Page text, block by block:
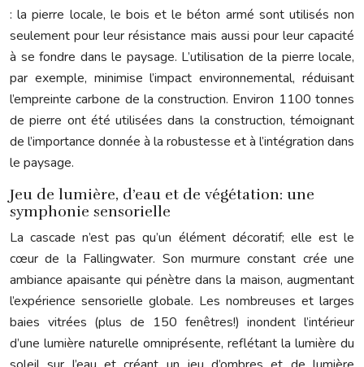
: la pierre locale, le bois et le béton armé sont utilisés non
seulement pour leur résistance mais aussi pour leur capacité
à se fondre dans le paysage. L’utilisation de la pierre locale,
par exemple, minimise l’impact environnemental, réduisant
l’empreinte carbone de la construction. Environ 1100 tonnes
de pierre ont été utilisées dans la construction, témoignant
de l’importance donnée à la robustesse et à l’intégration dans
le paysage.
Jeu de lumière, d’eau et de végétation: une
symphonie sensorielle
La cascade n’est pas qu’un élément décoratif; elle est le
cœur de la Fallingwater. Son murmure constant crée une
ambiance apaisante qui pénètre dans la maison, augmentant
l’expérience sensorielle globale. Les nombreuses et larges
baies vitrées (plus de 150 fenêtres!) inondent l’intérieur
d’une lumière naturelle omniprésente, reflétant la lumière du